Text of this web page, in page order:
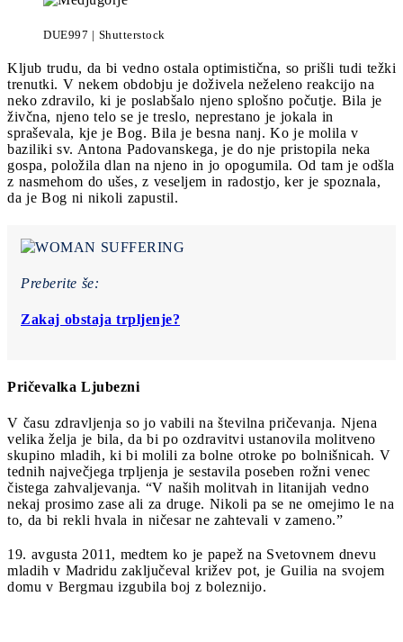
DUE997 | Shutterstock
Kljub trudu, da bi vedno ostala optimistična, so prišli tudi težki
trenutki. V nekem obdobju je doživela neželeno reakcijo na
neko zdravilo, ki je poslabšalo njeno splošno počutje. Bila je
živčna, njeno telo se je treslo, neprestano je jokala in
spraševala, kje je Bog. Bila je besna nanj. Ko je molila v
baziliki sv. Antona Padovanskega, je do nje pristopila neka
gospa, položila dlan na njeno in jo opogumila. Od tam je odšla
z nasmehom do ušes, z veseljem in radostjo, ker je spoznala,
da je Bog ni nikoli zapustil.
Preberite še:
Zakaj obstaja trpljenje?
Pričevalka Ljubezni
V času zdravljenja so jo vabili na številna pričevanja. Njena
velika želja je bila, da bi po ozdravitvi ustanovila molitveno
skupino mladih, ki bi molili za bolne otroke po bolnišnicah. V
tednih največjega trpljenja je sestavila poseben rožni venec
čistega zahvaljevanja. “V naših molitvah in litanijah vedno
nekaj prosimo zase ali za druge. Nikoli pa se ne omejimo le na
to, da bi rekli hvala in ničesar ne zahtevali v zameno.”
19. avgusta 2011, medtem ko je papež na Svetovnem dnevu
mladih v Madridu zaključeval križev pot, je Guilia na svojem
domu v Bergmau izgubila boj z boleznijo.